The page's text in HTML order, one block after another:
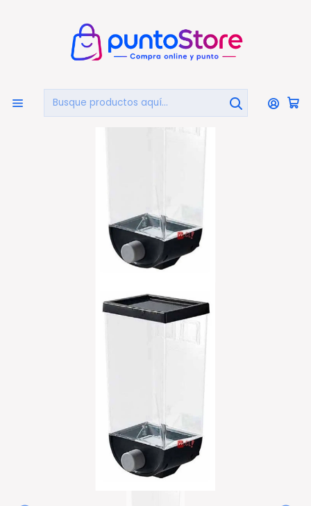
HOGAR Y DECORACIÓN Dispensadores
Dispensador De Cereal Y Semillas De Pared - Ps